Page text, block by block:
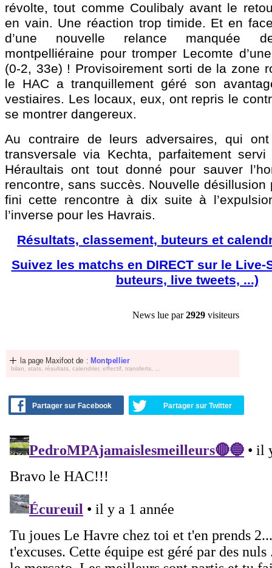
révolte, tout comme Coulibaly avant le
en vain. Une réaction trop timide. Et en
d’une nouvelle relance manquée
montpelliéraine pour tromper Lecomte
(0-2, 33e) ! Provisoirement sorti de la zone
le HAC a tranquillement géré son
vestiaires. Les locaux, eux, ont repris le
se montrer dangereux.
Au contraire de leurs adversaires, qui
transversale via Kechta, parfaitement
Héraultais ont tout donné pour sauver
rencontre, sans succès. Nouvelle désillusion
fini cette rencontre à dix suite à
l’inverse pour les Havrais.
Résultats, classement, buteurs et
Suivez les matchs en DIRECT sur le Live-
buteurs, live tweets, ...)
News lue par2929 visiteurs
la page Maxifoot de : Montpellier
bilan, stats, résultats, calendrier, effectif, transferts, ...
Partager sur Facebook Partager sur Twitter